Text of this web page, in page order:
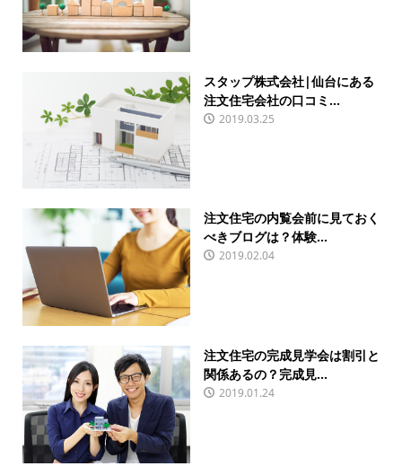
スタップ株式会社|仙台にある
注文住宅会社の口コミ...
2019.03.25
注文住宅の内覧会前に見ておく
べきブログは？体験...
2019.02.04
注文住宅の完成見学会は割引と
関係あるの？完成見...
2019.01.24